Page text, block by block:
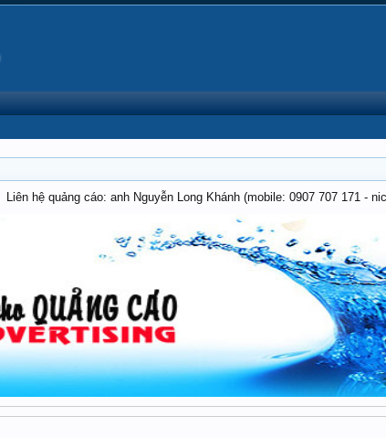
Liên hệ quảng cáo: anh Nguyễn Long Khánh (mobile: 0907 707 171 -